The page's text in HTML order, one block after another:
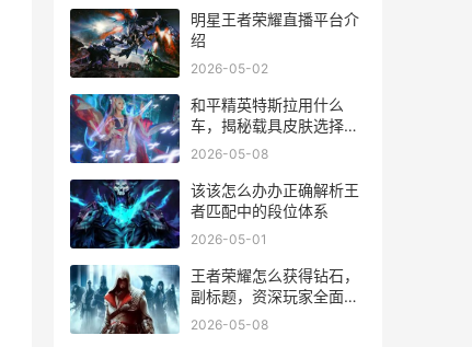
明星王者荣耀直播平台介
绍
2026-05-02
和平精英特斯拉用什么
车，揭秘载具皮肤选择之
道
2026-05-08
该该怎么办办正确解析王
者匹配中的段位体系
2026-05-01
王者荣耀怎么获得钻石，
副标题，资深玩家全面解
析获取途径与策略
2026-05-08